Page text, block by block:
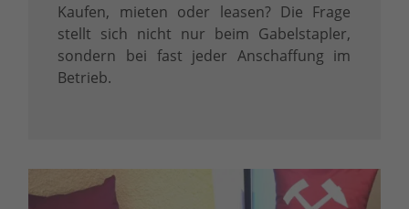
Kaufen, mieten oder leasen? Die Frage
stellt sich nicht nur beim Gabelstapler,
sondern bei fast jeder Anschaffung im
Betrieb.